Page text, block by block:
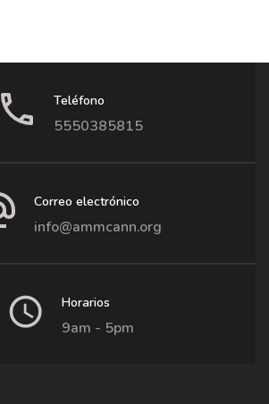
Teléfono
5550385815
Correo electrónico
info@ammcann.org
Horarios
9am - 5pm